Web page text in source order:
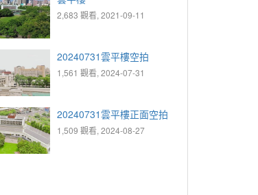
2,683 觀看, 2021-09-11
20240731雲平樓空拍
1,561 觀看, 2024-07-31
20240731雲平樓正面空拍
1,509 觀看, 2024-08-27